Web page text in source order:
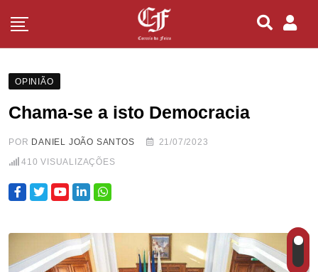
OPINIÃO
Chama-se a isto Democracia
POR DANIEL JOÃO SANTOS
21/07/2023
410 VISUALIZAÇÕES